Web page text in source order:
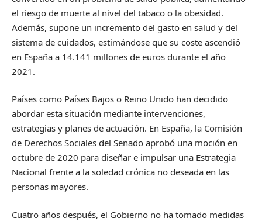
el riesgo de muerte al nivel del tabaco o la obesidad.
Además, supone un incremento del gasto en salud y del
sistema de cuidados, estimándose que su coste ascendió
en España a 14.141 millones de euros durante el año
2021.
Países como Países Bajos o Reino Unido han decidido
abordar esta situación mediante intervenciones,
estrategias y planes de actuación. En España, la Comisión
de Derechos Sociales del Senado aprobó una moción en
octubre de 2020 para diseñar e impulsar una Estrategia
Nacional frente a la soledad crónica no deseada en las
personas mayores.
Cuatro años después, el Gobierno no ha tomado medidas